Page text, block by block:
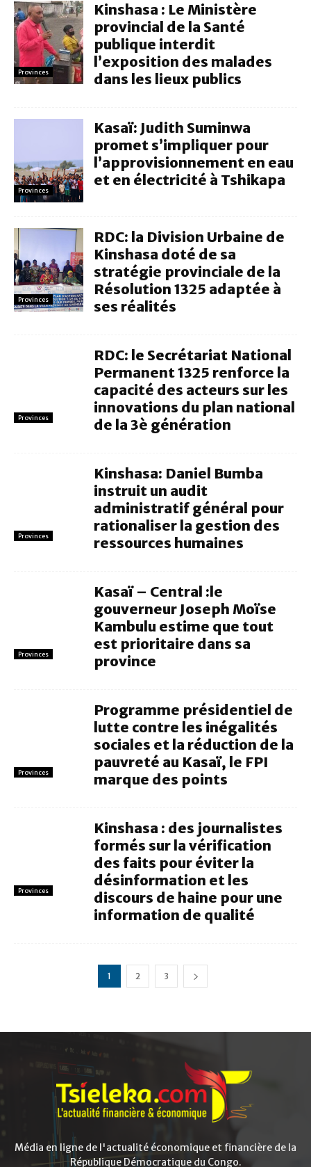
Provinces
Kinshasa : Le Ministère
provincial de la Santé
publique interdit
l’exposition des malades
dans les lieux publics
Provinces
Kasaï: Judith Suminwa
promet s’impliquer pour
l’approvisionnement en eau
et en électricité à Tshikapa
Provinces
RDC: la Division Urbaine de
Kinshasa doté de sa
stratégie provinciale de la
Résolution 1325 adaptée à
ses réalités
Provinces
RDC: le Secrétariat National
Permanent 1325 renforce la
capacité des acteurs sur les
innovations du plan national
de la 3è génération
Provinces
Kinshasa: Daniel Bumba
instruit un audit
administratif général pour
rationaliser la gestion des
ressources humaines
Provinces
Kasaï – Central :le
gouverneur Joseph Moïse
Kambulu estime que tout
est prioritaire dans sa
province
Provinces
Programme présidentiel de
lutte contre les inégalités
sociales et la réduction de la
pauvreté au Kasaï, le FPI
marque des points
Provinces
Kinshasa : des journalistes
formés sur la vérification
des faits pour éviter la
désinformation et les
discours de haine pour une
information de qualité
1 2 3
Média en ligne de l'actualité économique et financière de la
République Démocratique du Congo.